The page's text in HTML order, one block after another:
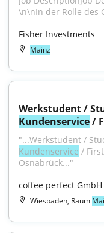
\n\nIn der Rolle des
Fisher Investments
Mainz
Kundenservice /
Kundenservice /
Osnabrück..."
coffee perfect GmbH
Wiesbaden, Raum